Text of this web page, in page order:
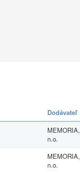
Dodávateľ
MEMORIA,
n.o.
MEMORIA,
n.o.